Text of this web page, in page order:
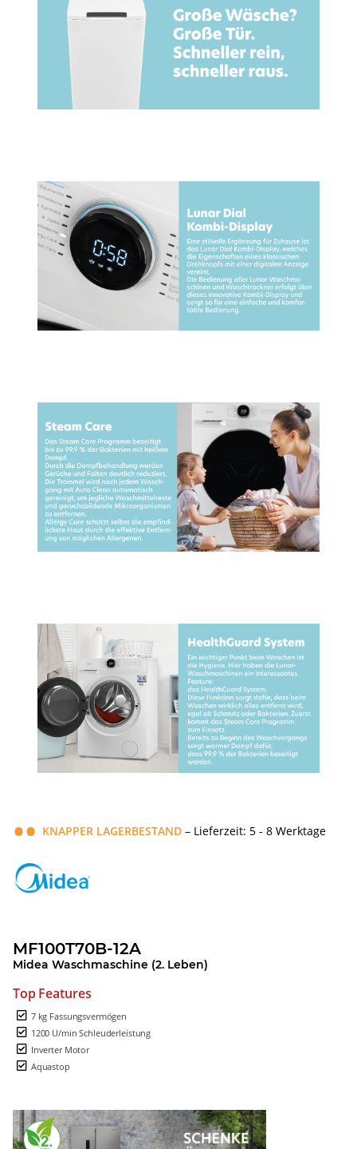
KNAPPER LAGERBESTAND – Lieferzeit: 5 - 8 Werktage
MF100T70B-12A
Midea Waschmaschine (2. Leben)
Top Features
7 kg Fassungsvermögen
1200 U/min Schleuderleistung
Inverter Motor
Aquastop